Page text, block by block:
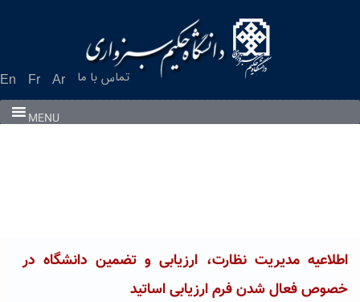
En Fr Ar تماس با ما
MENU
اطلاعیه مدیریت نظارت، ارزیابی و تضمین دانشگاه در
خصوص فعال شدن فرم ارزیابی اساتید